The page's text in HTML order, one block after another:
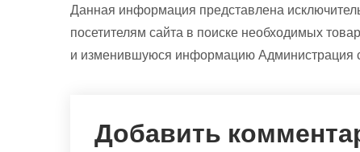
Данная информация представлена
посетителям сайта в поиске необходимых
и изменившуюся информацию Администрация
Добавить